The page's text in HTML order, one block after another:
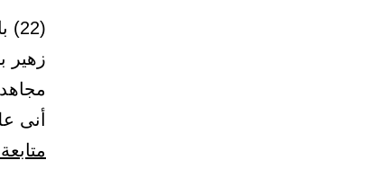
زهير
أنى